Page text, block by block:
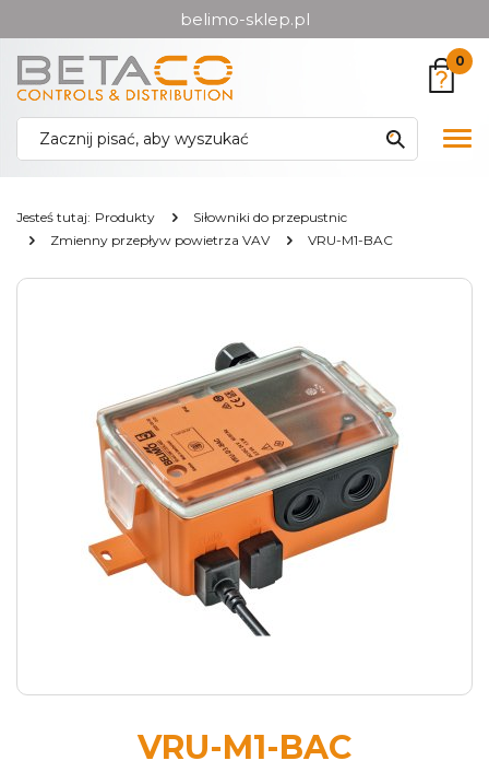
do menu
głównego
do
menu
w
stopce
belimo-sklep.pl
0
Jesteś tutaj: Produkty
Siłowniki do przepustnic
Zmienny przepływ powietrza VAV
VRU-M1-BAC
VRU-M1-BAC